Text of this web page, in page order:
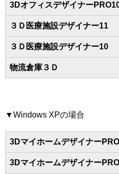
3Dオフィスデザイナー
３Ｄ医療施設デザイナー11
３Ｄ医療施設デザイナー10
物流倉庫３Ｄ
▼Windows XPの場合
3Dマイホームデザイナー
3Dマイホームデザイナー